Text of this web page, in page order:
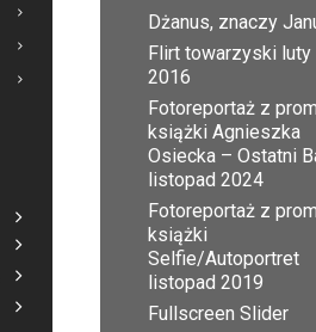
Dżanus, znaczy
Flirt towarzyski luty
2016
Fotoreportaż z
książki Agnieszka
Osiecka – Ostatni
listopad 2024
Fotoreportaż z
książki
Selfie/Autoportret
listopad 2019
Fullscreen Slider